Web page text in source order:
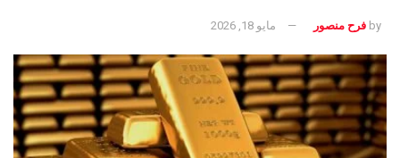
by فرح منصور مايو 18, 2026